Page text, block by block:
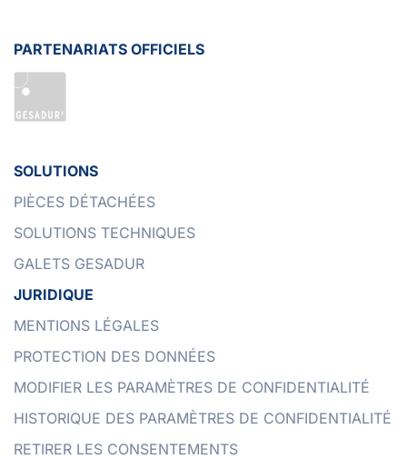
PARTENARIATS OFFICIELS
SOLUTIONS
PIÈCES DÉTACHÉES
SOLUTIONS TECHNIQUES
GALETS GESADUR
JURIDIQUE
MENTIONS LÉGALES
PROTECTION DES DONNÉES
MODIFIER LES PARAMÈTRES DE CONFIDENTIALITÉ
HISTORIQUE DES PARAMÈTRES DE CONFIDENTIALITÉ
RETIRER LES CONSENTEMENTS